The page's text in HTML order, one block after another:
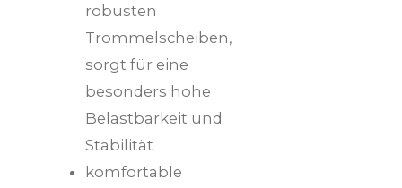
robusten
Trommelscheiben,
sorgt für eine
besonders hohe
Belastbarkeit und
Stabilität
komfortable